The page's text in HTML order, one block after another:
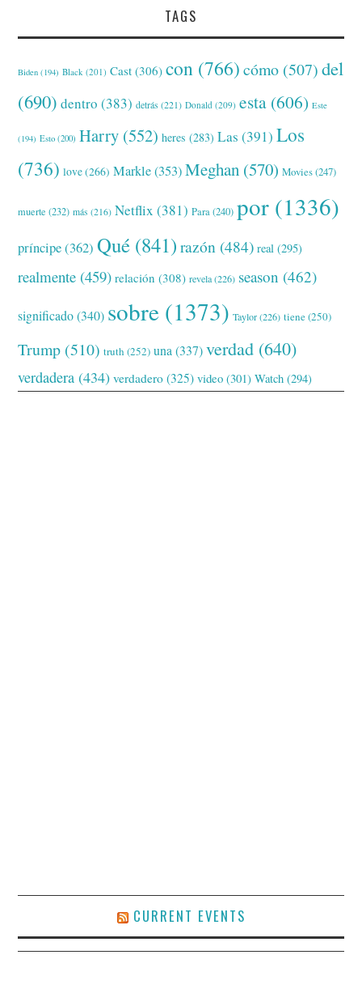
TAGS
Biden (194) Black (201) Cast (306) con (766) cómo (507) del
(690) dentro (383) detrás (221) Donald (209) esta (606) Este
(194) Esto (200) Harry (552) heres (283) Las (391) Los
(736) love(266) Markle(353) Meghan (570) Movies(247)
muerte (232) más (216) Netflix (381) Para(240) por (1336)
príncipe(362) Qué (841) razón (484) real (295)
realmente (459) relación (308) revela(226) season (462)
significado(340) sobre (1373) Taylor(226) tiene(250)
Trump (510) truth (252) una (337) verdad (640)
verdadera (434) verdadero (325) video (301) Watch (294)
CURRENT EVENTS